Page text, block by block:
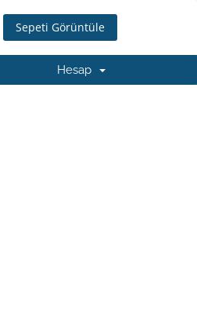
Sepeti Görüntüle
Hesap